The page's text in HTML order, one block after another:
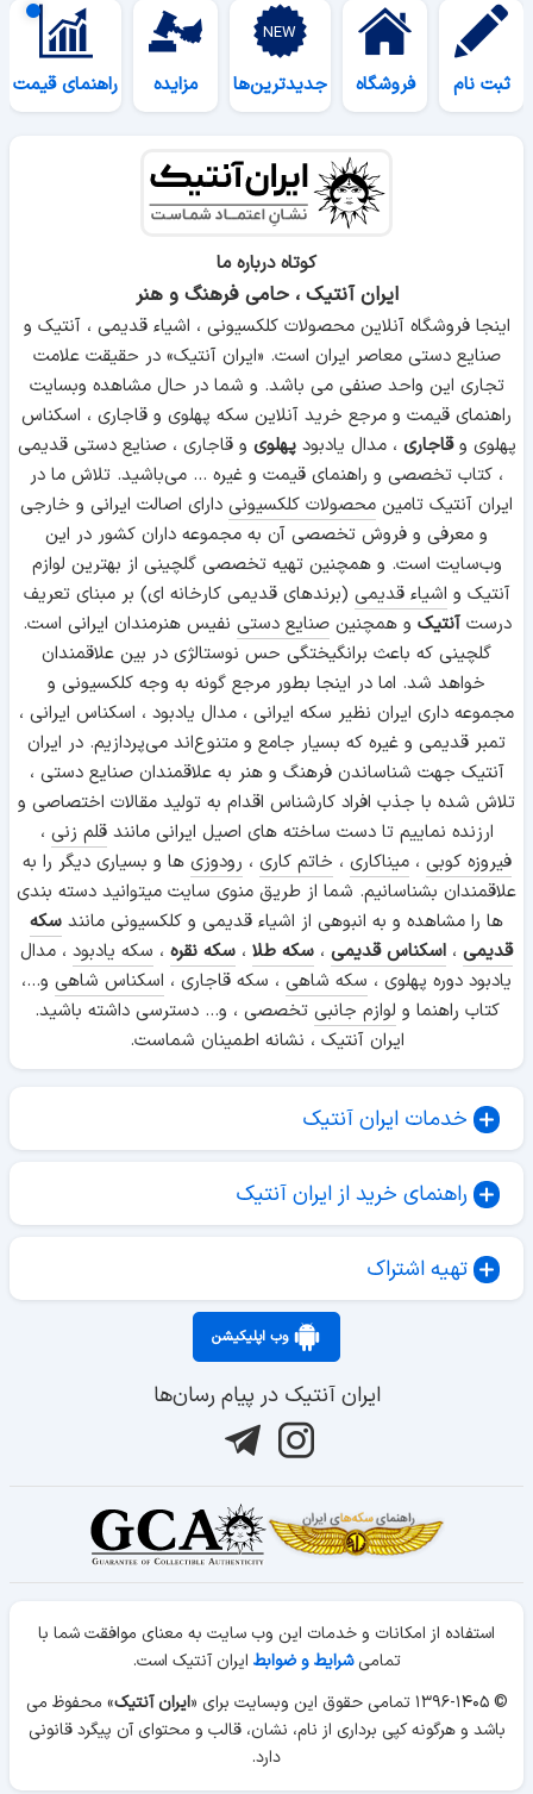
ثبت نام فروشگاه جدیدترین‌ها مزایده راهنمای قیمت
کوتاه درباره ما
ایران آنتیک ، حامی فرهنگ و هنر
اینجا فروشگاه آنلاین محصولات کلکسیونی ، اشیاء قدیمی ، آنتیک و
صنایع دستی معاصر ایران است. «ایران آنتیک» در حقیقت علامت
تجاری این واحد صنفی می باشد. و شما در حال مشاهده وبسایت
راهنمای قیمت و مرجع خرید آنلاین سکه پهلوی و قاجاری ، اسکناس
پهلوی وقاجاری ، مدال یادبودپهلوی و قاجاری ، صنایع دستی قدیمی
، کتاب تخصصی و راهنمای قیمت و غیره ... می‌باشید. تلاش ما در
ایران آنتیک تامین محصولات کلکسیونی دارای اصالت ایرانی و خارجی
و معرفی و فروش تخصصی آن به مجموعه داران کشور در این
وب‌سایت است. و همچنین تهیه تخصصی گلچینی از بهترین لوازم
آنتیک و اشیاء قدیمی (برندهای قدیمی کارخانه ای) بر مبنای تعریف
درستآنتیک و همچنینصنایع دستی نفیس هنرمندان ایرانی است.
گلچینی که باعث برانگیختگی حس نوستالژی در بین علاقمندان
خواهد شد. اما در اینجا بطور مرجع گونه به وجه کلکسیونی و
مجموعه داری ایران نظیر سکه ایرانی ، مدال یادبود ، اسکناس ایرانی ،
تمبر قدیمی و غیره که بسیار جامع و متنوع‌اند می‌پردازیم. در ایران
آنتیک جهت شناساندن فرهنگ و هنر به علاقمندان صنایع دستی ،
تلاش شده با جذب افراد کارشناس اقدام به تولید مقالات اختصاصی و
ارزنده نماییم تا دست ساخته های اصیل ایرانی مانندقلم زنی ،
فیروزه کوبی ،میناکاری ، خاتم کاری ، رودوزی ها و بسیاری دیگر را به
علاقمندان بشناسانیم. شما از طریق منوی سایت میتوانید دسته بندی
ها را مشاهده و به انبوهی از اشیاء قدیمی و کلکسیونی مانند سکه
قدیمی ، اسکناس قدیمی ، سکه طلا ، سکه نقره ، سکه یادبود ، مدال
یادبود دوره پهلوی ، سکه شاهی ، سکه قاجاری ، اسکناس شاهی و...،
کتاب راهنما و لوازم جانبی تخصصی ، و... دسترسی داشته باشید.
ایران آنتیک ، نشانه اطمینان شماست.
خدمات ایران آنتیک
راهنمای خرید از ایران آنتیک
تهیه اشتراک
وب اپلیکیشن
ایران آنتیک در پیام رسان‌ها
استفاده از امکانات و خدمات این وب سایت به معنای موافقت شما با
تمامیشرایط و ضوابط ایران آنتیک است.
© ۱۳۹۶-۱۴۰۵ تمامی حقوق این وبسایت برای «
ایران آنتیک» محفوظ می
باشد و هرگونه کپی برداری از نام، نشان، قالب و محتوای آن پیگرد قانونی
دارد.